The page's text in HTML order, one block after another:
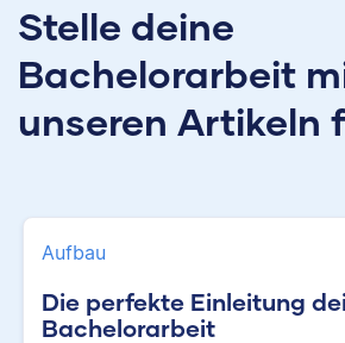
Stelle deine
Bachelorarbeit
unseren Artikeln
Aufbau
Die perfekte Einleitung
Bachelorarbeit